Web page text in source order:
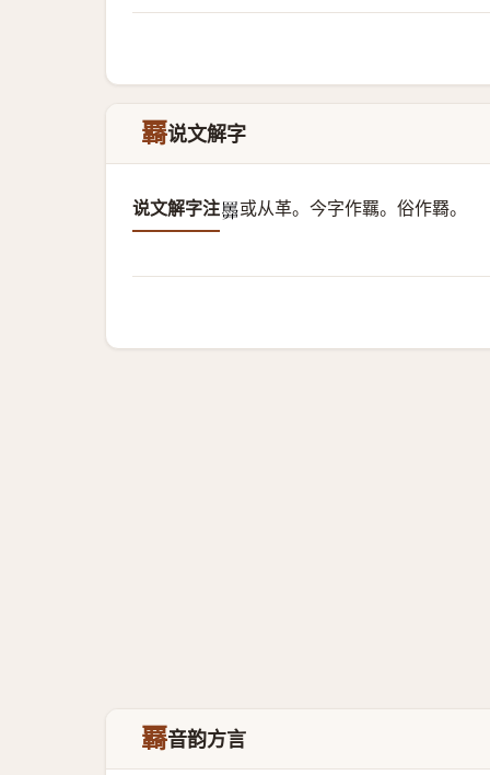
覉说文解字
说文解字注𦌹 或从革。 今字作羈。俗作羇。
覉音韵方言